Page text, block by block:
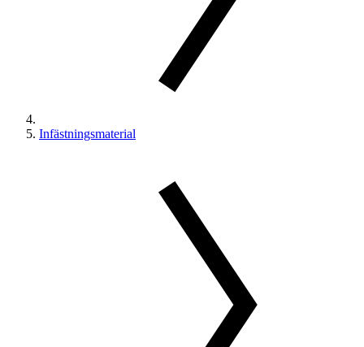
Infästningsmaterial